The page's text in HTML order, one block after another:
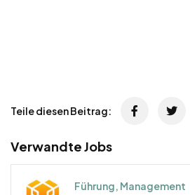
Teile diesen Beitrag:
Verwandte Jobs
Führung, Management